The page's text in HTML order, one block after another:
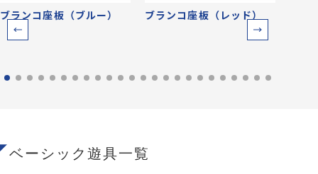
ブランコ座板（ブルー） ブランコ座板（レッド）
ベーシック遊具一覧